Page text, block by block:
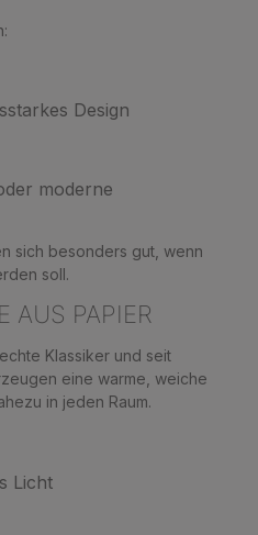
Design
moderne
sich besonders gut, wenn
soll.
AUS PAPIER
Klassiker und seit
eine warme, weiche
in jeden Raum.
Licht